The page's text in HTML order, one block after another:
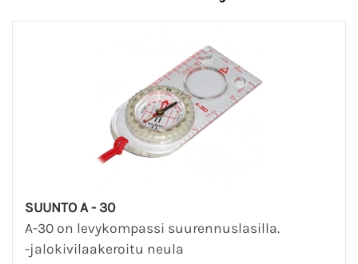
SUUNTO A - 30
A-30 on levykompassi suurennuslasilla.
-jalokivilaakeroitu neula